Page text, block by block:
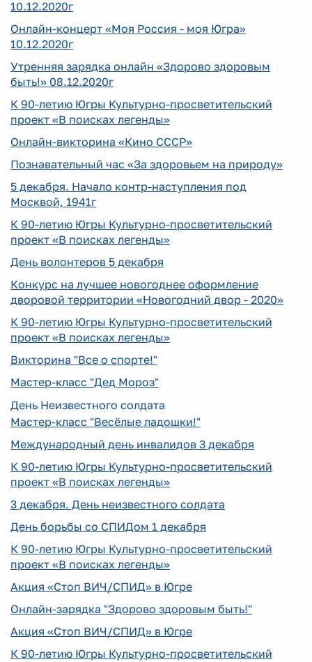
10.12.2020г
Онлайн-концерт «Моя Россия - моя Югра»
10.12.2020г
Утренняя зарядка онлайн «Здорово здоровым
быть!» 08.12.2020г
К 90-летию Югры Культурно-просветительский
проект «В поисках легенды»
Онлайн-викторина «Кино СССР»
Познавательный час «За здоровьем на природу»
5 декабря. Начало контр-наступления под
Москвой, 1941г
К 90-летию Югры Культурно-просветительский
проект «В поисках легенды»
День волонтеров 5 декабря
Конкурс на лучшее новогоднее оформление
дворовой территории «Новогодний двор - 2020»
К 90-летию Югры Культурно-просветительский
проект «В поисках легенды»
Викторина "Все о спорте!"
Мастер-класс "Дед Мороз"
День Неизвестного солдата
Мастер-класс "Весёлые ладошки!"
Международный день инвалидов 3 декабря
К 90-летию Югры Культурно-просветительский
проект «В поисках легенды»
3 декабря. День неизвестного солдата
День борьбы со СПИДом 1 декабря
К 90-летию Югры Культурно-просветительский
проект «В поисках легенды»
Акция «Стоп ВИЧ/СПИД» в Югре
Онлайн-зарядка "Здорово здоровым быть!"
Акция «Стоп ВИЧ/СПИД» в Югре
К 90-летию Югры Культурно-просветительский